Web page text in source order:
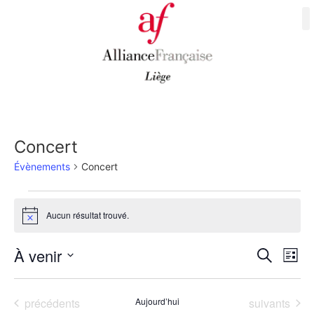
Concert
Évènements Concert
Notice Aucun résultat trouvé.
et
Recherche
de
Liste
À venir
une
Évènements
précédents Aujourd’hui Évènements
suivants